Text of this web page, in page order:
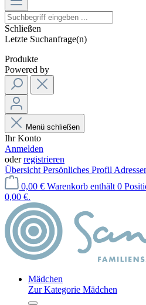
Schließen
Letzte Suchanfrage(n)
Produkte
Powered by
Menü schließen
Ihr Konto
Anmelden
oderregistrieren
Übersicht Persönliches Profil
0,00 € Warenkorb enthält 0
0,00 €.
Mädchen
Zur Kategorie Mädchen